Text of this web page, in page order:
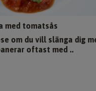
med tomatsås
om du vill slänga dig
oftast med ..